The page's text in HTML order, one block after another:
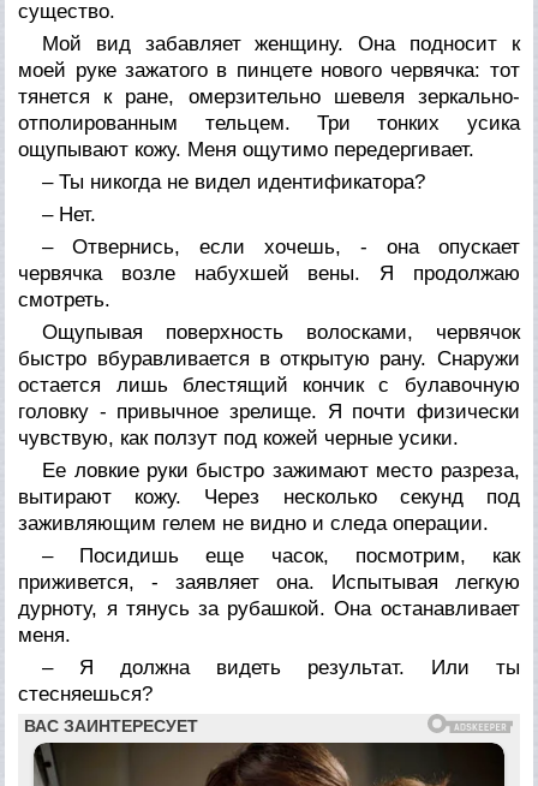
существо.
Мой вид забавляет женщину. Она подносит к
моей руке зажатого в пинцете нового червячка: тот
тянется к ране, омерзительно шевеля зеркально-
отполированным тельцем. Три тонких усика
ощупывают кожу. Меня ощутимо передергивает.
– Ты никогда не видел идентификатора?
– Нет.
– Отвернись, если хочешь, - она опускает
червячка возле набухшей вены. Я продолжаю
смотреть.
Ощупывая поверхность волосками, червячок
быстро вбуравливается в открытую рану. Снаружи
остается лишь блестящий кончик с булавочную
головку - привычное зрелище. Я почти физически
чувствую, как ползут под кожей черные усики.
Ее ловкие руки быстро зажимают место разреза,
вытирают кожу. Через несколько секунд под
заживляющим гелем не видно и следа операции.
– Посидишь еще часок, посмотрим, как
приживется, - заявляет она. Испытывая легкую
дурноту, я тянусь за рубашкой. Она останавливает
меня.
– Я должна видеть результат. Или ты
стесняешься?